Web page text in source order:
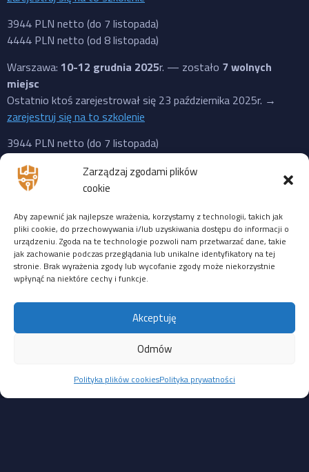
Zarządzaj zgodami plików
cookie
Aby zapewnić jak najlepsze wrażenia, korzystamy z technologii, takich jak
pliki cookie, do przechowywania i/lub uzyskiwania dostępu do informacji o
urządzeniu. Zgoda na te technologie pozwoli nam przetwarzać dane, takie
jak zachowanie podczas przeglądania lub unikalne identyfikatory na tej
stronie. Brak wyrażenia zgody lub wycofanie zgody może niekorzystnie
wpłynąć na niektóre cechy i funkcje.
Akceptuję
Odmów
Polityka plików cookiesPolityka prywatności
3944 PLN netto (do 7 listopada)
4444 PLN netto (od 8 listopada)
Warszawa: 10-12 grudnia 2025r. — zostało 7 wolnych
miejsc
Ostatnio ktoś zarejestrował się 23 października 2025r. →
zarejestruj się na to szkolenie
3944 PLN netto (do 7 listopada)
4444 PLN netto (od 8 listopada)
ZDALNIE
14-16 stycznia 2026
Ostatnio ktoś zarejestrował się 23 października 2025r. →
zarejestruj się na to szkolenie
3944 PLN netto (do 14 listopada)
4444 PLN netto (od 15 listopada)
Pozostałe dziury są mniej straszne i wymagają interakcji
z administratorem lub lokalnego dostępu:
CVE-2025-39245: luka typu CSV Injection w module HikCentral
po zaimportowaniu złośliwego pliku CSV. Wymaga interakcji
użytkownika; CVSS 4.7